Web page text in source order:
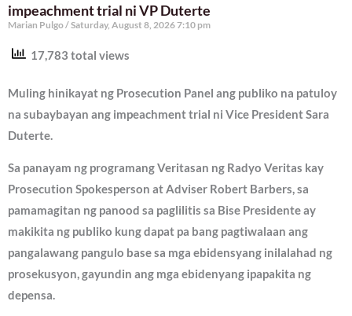
impeachment trial ni VP Duterte
Marian Pulgo Saturday, August 8, 2026 7:10 pm
17,783 total views
Muling hinikayat ng Prosecution Panel ang publiko na patuloy
na subaybayan ang impeachment trial ni Vice President Sara
Duterte.
Sa panayam ng programang Veritasan ng Radyo Veritas kay
Prosecution Spokesperson at Adviser Robert Barbers, sa
pamamagitan ng panood sa paglilitis sa Bise Presidente ay
makikita ng publiko kung dapat pa bang pagtiwalaan ang
pangalawang pangulo base sa mga ebidensyang inilalahad ng
prosekusyon, gayundin ang mga ebidenyang ipapakita ng
depensa.